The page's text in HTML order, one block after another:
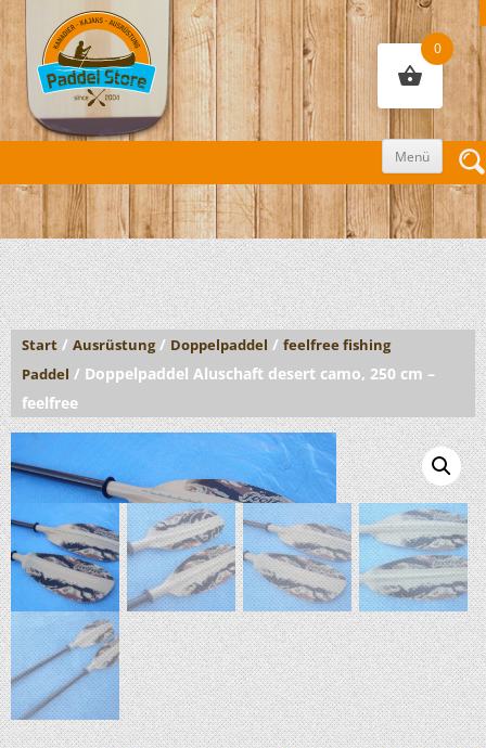
Menü
Zum
Inhalt
Start / Ausrüstung/ Doppelpaddel / feelfree fishing
Paddel / Doppelpaddel Aluschaft desert camo, 250 cm –
feelfree
0